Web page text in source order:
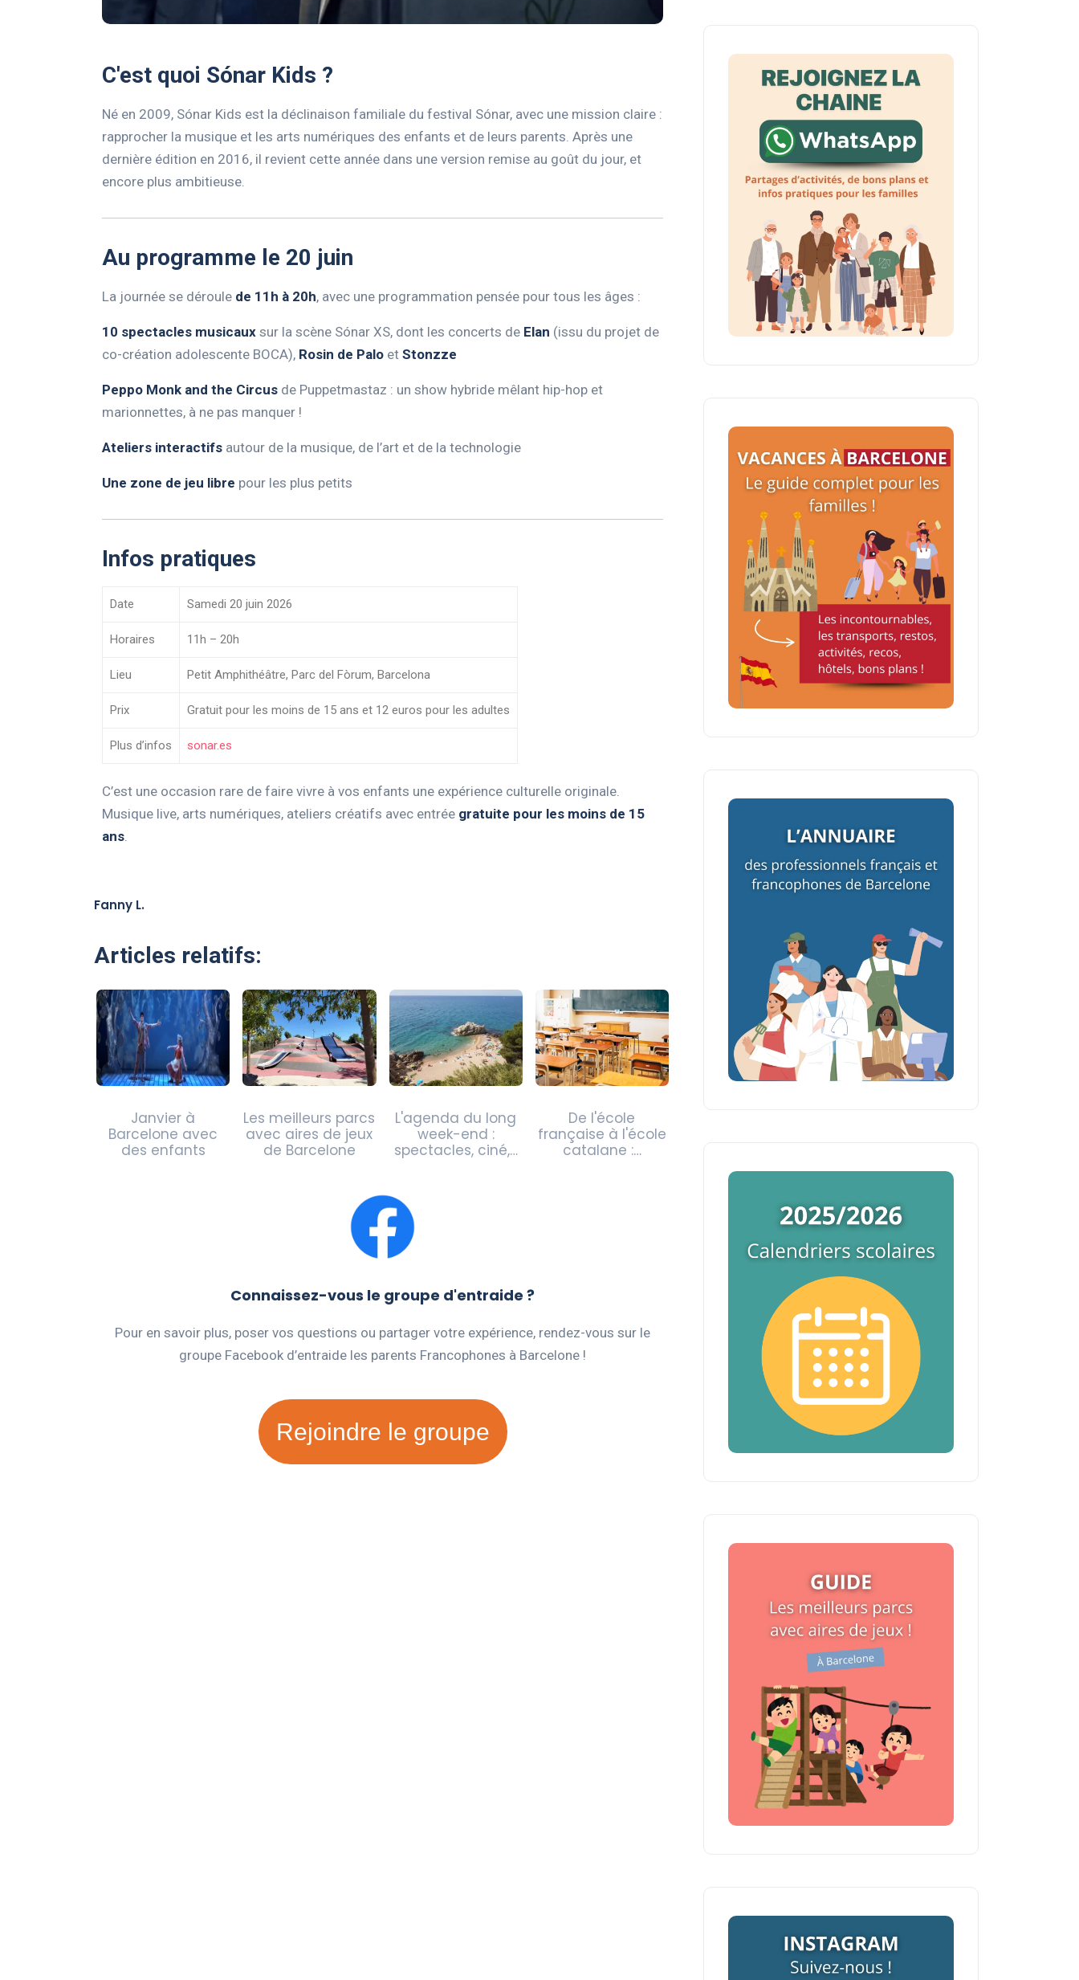
C'est quoi Sónar Kids ?
Né en 2009, Sónar Kids est la déclinaison familiale du festival Sónar, avec une mission claire :
rapprocher la musique et les arts numériques des enfants et de leurs parents. Après une
dernière édition en 2016, il revient cette année dans une version remise au goût du jour, et
encore plus ambitieuse.
Au programme le 20 juin
La journée se déroule de 11h à 20h, avec une programmation pensée pour tous les âges :
10 spectacles musicaux sur la scène Sónar XS, dont les concerts de Elan (issu du projet de
co-création adolescente BOCA), Rosin de Palo et Stonzze
Peppo Monk and the Circus de Puppetmastaz : un show hybride mêlant hip-hop et
marionnettes, à ne pas manquer !
Ateliers interactifs autour de la musique, de l’art et de la technologie
Une zone de jeu libre pour les plus petits
Infos pratiques
Date Samedi 20 juin 2026
Horaires 11h – 20h
Lieu Petit Amphithéâtre, Parc del Fòrum, Barcelona
Prix Gratuit pour les moins de 15 ans et 12 euros pour les adultes
Plus d’infos sonar.es
C’est une occasion rare de faire vivre à vos enfants une expérience culturelle originale.
Musique live, arts numériques, ateliers créatifs avec entrée gratuite pour les moins de 15
ans
Fanny L.
Articles relatifs:
Janvier à
Barcelone avec
des enfants
Les meilleurs parcs
avec aires de jeux
de Barcelone
L'agenda du long
week-end :
spectacles, ciné,…
De l'école
française à l'école
catalane :…
Connaissez-vous le groupe d'entraide ?
Pour en savoir plus, poser vos questions ou partager votre expérience, rendez-vous sur le
groupe Facebook d’entraide les parents Francophones à Barcelone !
Rejoindre le groupe